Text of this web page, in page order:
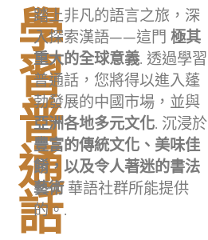
學
習
普
通
話
踏上非凡的語言之旅，深
入探索漢語——這門極其
重大的全球意義. 透過學習
普通話，您將得以進入蓬
勃發展的中國市場，並與
亞洲各地多元文化. 沉浸於
豐富的傳統文化、美味佳
餚，以及令人著迷的書法
藝術華語社群所能提供
的。.